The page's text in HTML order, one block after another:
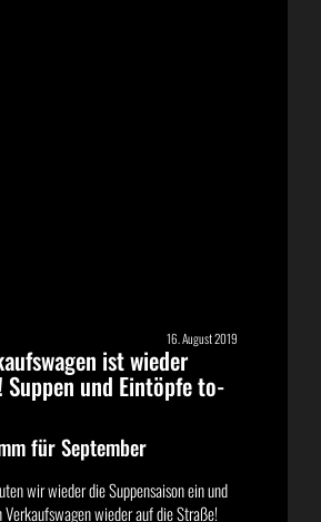
16. August 2019
ist wieder
Suppen und Eintöpfe to-
für September
wir wieder die Suppensaison ein und
Verkaufswagen wieder auf die Straße!